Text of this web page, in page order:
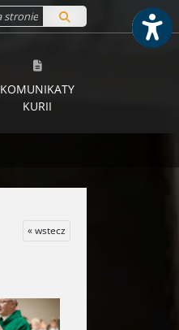
KOMUNIKATY
KURII
« wstecz